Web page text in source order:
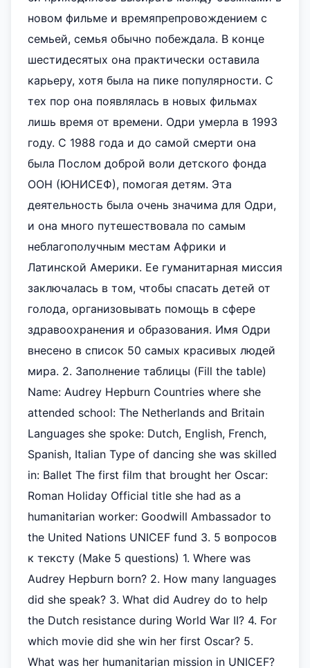
новом фильме и времяпрепровождением с
семьей, семья обычно побеждала. В конце
шестидесятых она практически оставила
карьеру, хотя была на пике популярности. С
тех пор она появлялась в новых фильмах
лишь время от времени. Одри умерла в 1993
году. С 1988 года и до самой смерти она
была Послом доброй воли детского фонда
ООН (ЮНИСЕФ), помогая детям. Эта
деятельность была очень значима для Одри,
и она много путешествовала по самым
неблагополучным местам Африки и
Латинской Америки. Ее гуманитарная миссия
заключалась в том, чтобы спасать детей от
голода, организовывать помощь в сфере
здравоохранения и образования. Имя Одри
внесено в список 50 самых красивых людей
мира. 2. Заполнение таблицы (Fill the table)
Name: Audrey Hepburn Countries where she
attended school: The Netherlands and Britain
Languages she spoke: Dutch, English, French,
Spanish, Italian Type of dancing she was skilled
in: Ballet The first film that brought her Oscar:
Roman Holiday Official title she had as a
humanitarian worker: Goodwill Ambassador to
the United Nations UNICEF fund 3. 5 вопросов
к тексту (Make 5 questions) 1. Where was
Audrey Hepburn born? 2. How many languages
did she speak? 3. What did Audrey do to help
the Dutch resistance during World War II? 4. For
which movie did she win her first Oscar? 5.
What was her humanitarian mission in UNICEF?